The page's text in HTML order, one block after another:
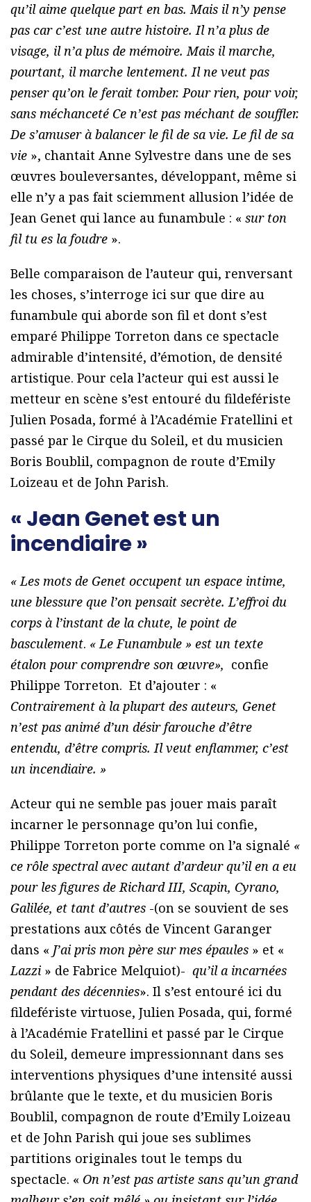
qu’il aime quelque part en bas. Mais il n’y pense
pas car c’est une autre histoire. Il n’a plus de
visage, il n’a plus de mémoire. Mais il marche,
pourtant, il marche lentement. Il ne veut pas
penser qu’on le ferait tomber. Pour rien, pour voir,
sans méchanceté Ce n’est pas méchant de souffler.
De s’amuser à balancer le fil de sa vie. Le fil de sa
vie », chantait Anne Sylvestre dans une de ses
œuvres bouleversantes, développant, même si
elle n’y a pas fait sciemment allusion l’idée de
Jean Genet qui lance au funambule : « sur ton
fil tu es la foudre ».
Belle comparaison de l’auteur qui, renversant
les choses, s’interroge ici sur que dire au
funambule qui aborde son fil et dont s’est
emparé Philippe Torreton dans ce spectacle
admirable d’intensité, d’émotion, de densité
artistique. Pour cela l’acteur qui est aussi le
metteur en scène s’est entouré du fildefériste
Julien Posada, formé à l’Académie Fratellini et
passé par le Cirque du Soleil, et du musicien
Boris Boublil, compagnon de route d’Emily
Loizeau et de John Parish.
« Jean Genet est un
incendiaire »
« Les mots de Genet occupent un espace intime,
une blessure que l’on pensait secrète. L’effroi du
corps à l’instant de la chute, le point de
basculement. « Le Funambule » est un texte
étalon pour comprendre son œuvre», confie
Philippe Torreton. Et d’ajouter : «
Contrairement à la plupart des auteurs, Genet
n’est pas animé d’un désir farouche d’être
entendu, d’être compris. Il veut enflammer, c’est
un incendiaire. »
Acteur qui ne semble pas jouer mais paraît
incarner le personnage qu’on lui confie,
Philippe Torreton porte comme on l’a signalé «
ce rôle spectral avec autant d’ardeur qu’il en a eu
pour les figures de Richard III, Scapin, Cyrano,
Galilée, et tant d’autres -(on se souvient de ses
prestations aux côtés de Vincent Garanger
dans « J’ai pris mon père sur mes épaules » et «
Lazzi » de Fabrice Melquiot)- qu’il a incarnées
pendant des décennies». Il s’est entouré ici du
fildefériste virtuose, Julien Posada, qui, formé
à l’Académie Fratellini et passé par le Cirque
du Soleil, demeure impressionnant dans ses
interventions physiques d’une intensité aussi
brûlante que le texte, et du musicien Boris
Boublil, compagnon de route d’Emily Loizeau
et de John Parish qui joue ses sublimes
partitions originales tout le temps du
spectacle. « On n’est pas artiste sans qu’un grand